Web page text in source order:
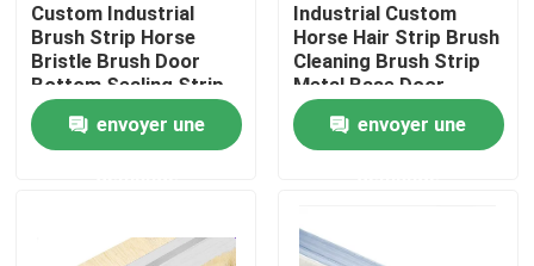
Aperçu
Produits
Custom Industrial
Brush Strip Horse
Bristle Brush Door
Bottom Sealing Strip
Brush For
Sealing/Cleaning/Dust
Removal
envoyer une
Industrial Custom
Horse Hair Strip Brush
Cleaning Brush Strip
Metal Base Door
Sweep Brush Horse
Hair Strip Brush
envoyer une